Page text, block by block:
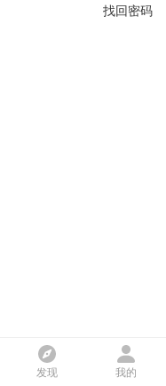
找回密码
发现 我的